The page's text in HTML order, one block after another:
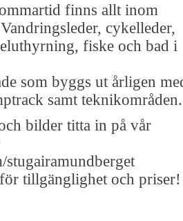
finns allt inom
cykelleder,
fiske och bad i
som byggs ut årligen
samt teknikområden.
bilder titta in på vår
stugairamundberget
tillgänglighet och priser!